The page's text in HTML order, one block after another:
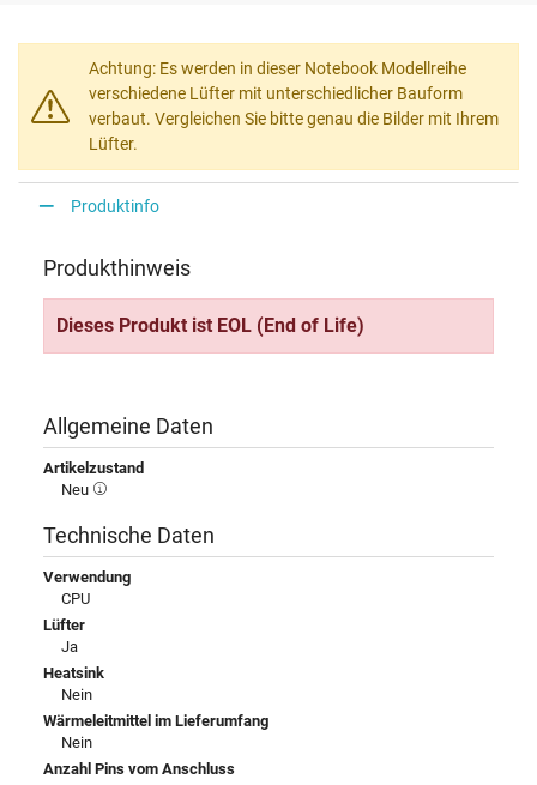
Achtung: Es werden in dieser Notebook Modellreihe
verschiedene Lüfter mit unterschiedlicher Bauform
verbaut. Vergleichen Sie bitte genau die Bilder mit Ihrem
Lüfter.
Produktinfo
Produkthinweis
Dieses Produkt ist EOL (End of Life)
Allgemeine Daten
Artikelzustand
Neu
Technische Daten
Verwendung
CPU
Lüfter
Ja
Heatsink
Nein
Wärmeleitmittel im Lieferumfang
Nein
Anzahl Pins vom Anschluss